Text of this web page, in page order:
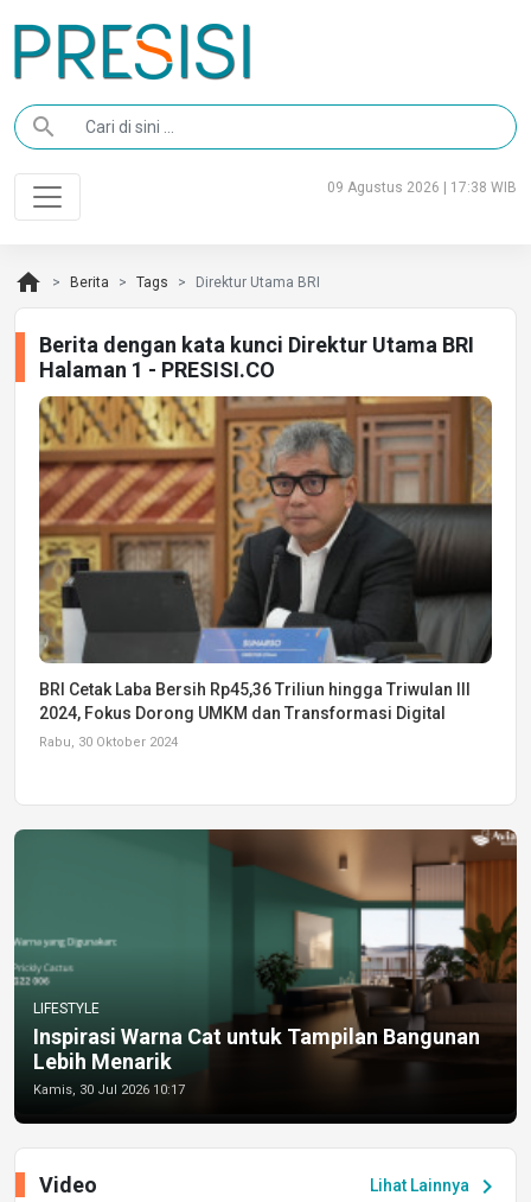
search
09 Agustus 2026 | 17:38 WIB
home Berita Tags Direktur Utama BRI
Berita dengan kata kunci Direktur Utama BRI
Halaman 1 - PRESISI.CO
BRI Cetak Laba Bersih Rp45,36 Triliun hingga Triwulan III
2024, Fokus Dorong UMKM dan Transformasi Digital
Rabu, 30 Oktober 2024
LIFESTYLE
Inspirasi Warna Cat untuk Tampilan Bangunan
Lebih Menarik
Kamis, 30 Jul 2026 10:17
Lihat Lainnya chevron_right
Video